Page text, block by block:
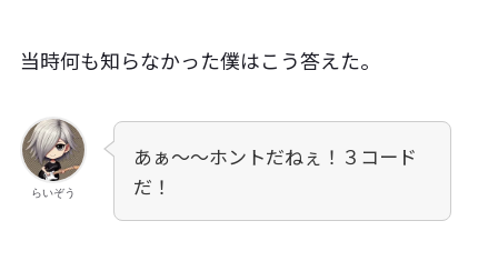
当時何も知らなかった僕はこう答えた。
らいぞう
あぁ〜〜ホントだねぇ！３コード
だ！